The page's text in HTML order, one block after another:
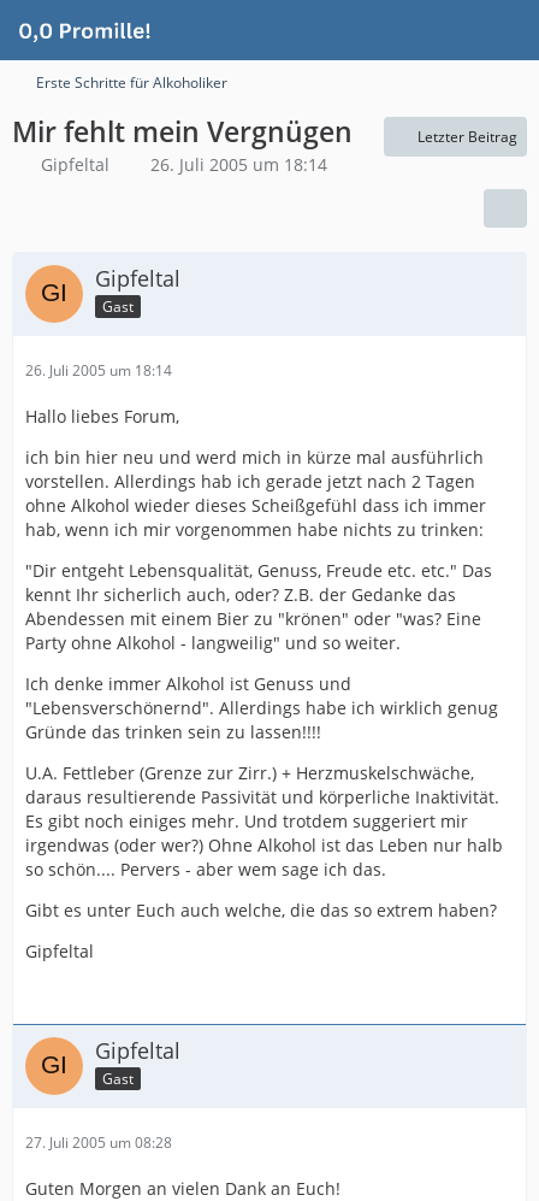
Erste Schritte für Alkoholiker
Mir fehlt mein Vergnügen
Gipfeltal 26. Juli 2005 um 18:14
Letzter Beitrag
Gipfeltal
Gast
26. Juli 2005 um 18:14
Hallo liebes Forum,
ich bin hier neu und werd mich in kürze mal ausführlich
vorstellen. Allerdings hab ich gerade jetzt nach 2 Tagen
ohne Alkohol wieder dieses Scheißgefühl dass ich immer
hab, wenn ich mir vorgenommen habe nichts zu trinken:
"Dir entgeht Lebensqualität, Genuss, Freude etc. etc." Das
kennt Ihr sicherlich auch, oder? Z.B. der Gedanke das
Abendessen mit einem Bier zu "krönen" oder "was? Eine
Party ohne Alkohol - langweilig" und so weiter.
Ich denke immer Alkohol ist Genuss und
"Lebensverschönernd". Allerdings habe ich wirklich genug
Gründe das trinken sein zu lassen!!!!
U.A. Fettleber (Grenze zur Zirr.) + Herzmuskelschwäche,
daraus resultierende Passivität und körperliche Inaktivität.
Es gibt noch einiges mehr. Und trotdem suggeriert mir
irgendwas (oder wer?) Ohne Alkohol ist das Leben nur halb
so schön.... Pervers - aber wem sage ich das.
Gibt es unter Euch auch welche, die das so extrem haben?
Gipfeltal
Gipfeltal
Gast
27. Juli 2005 um 08:28
Guten Morgen an vielen Dank an Euch!